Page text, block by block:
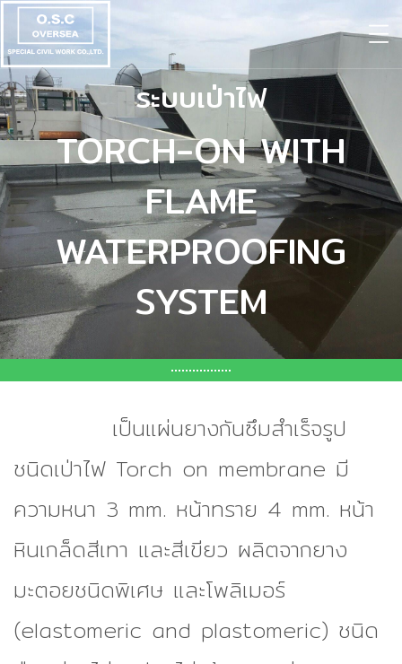
ระบบเป่าไฟ
TORCH-ON WITH
FLAME
WATERPROOFING
SYSTEM
Lead in high
technology for solution
เป็นแผ่นยางกันซึมสำเร็จรูป
ชนิดเป่าไฟ Torch on membrane มี
ความหนา 3 mm. หน้าทราย 4 mm. หน้า
หินเกล็ดสีเทา และสีเขียว ผลิตจากยาง
มะตอยชนิดพิเศษ และโพลิเมอร์
(elastomeric and plastomeric) ชนิด